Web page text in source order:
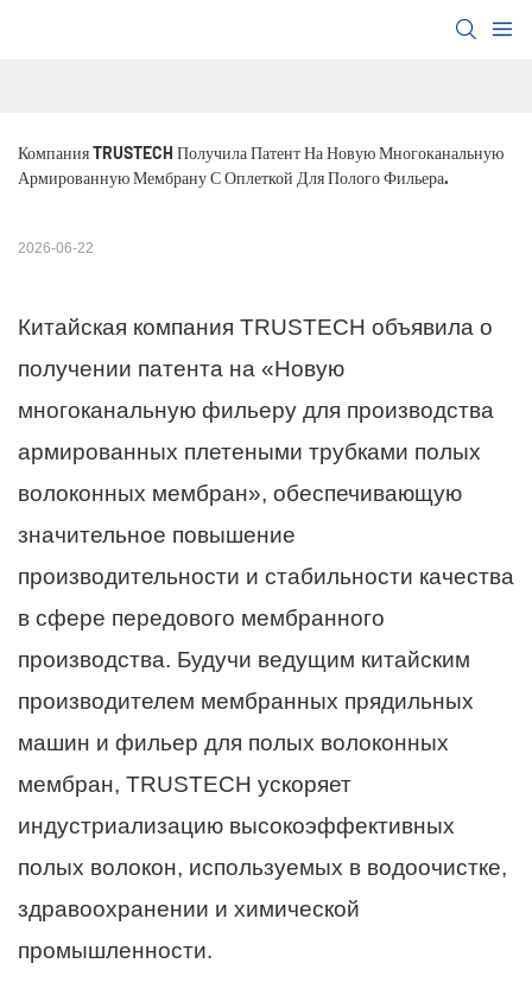
Компания TRUSTECH Получила Патент На Новую Многоканальную
Армированную Мембрану С Оплеткой Для Полого Фильера.
2026-06-22
Китайская компания TRUSTECH объявила о
получении патента на «Новую
многоканальную фильеру для производства
армированных плетеными трубками полых
волоконных мембран», обеспечивающую
значительное повышение
производительности и стабильности качества
в сфере передового мембранного
производства. Будучи ведущим китайским
производителем мембранных прядильных
машин и фильер для полых волоконных
мембран, TRUSTECH ускоряет
индустриализацию высокоэффективных
полых волокон, используемых в водоочистке,
здравоохранении и химической
промышленности.